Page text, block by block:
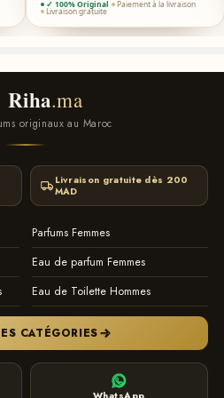
✓ 100% Original Paiement à la livraison
Livraison gratuite
Riha.ma
originaux au Maroc
Livraison gratuite dès 200
MAD
Parfums Femmes
Eau de parfum Femmes
Eau de Toilette Hommes
CATÉGORIES